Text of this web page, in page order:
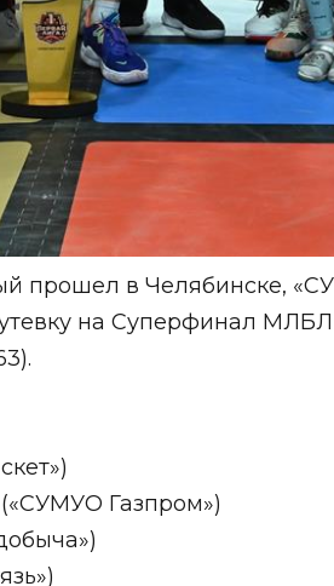
прошел в Челябинске,
на Суперфинал
Газпром»)